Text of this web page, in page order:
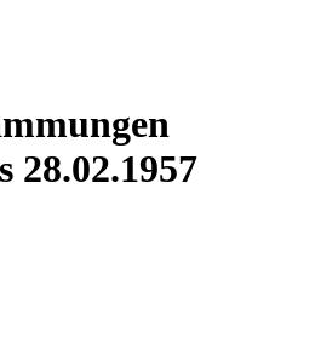
28.02.1957